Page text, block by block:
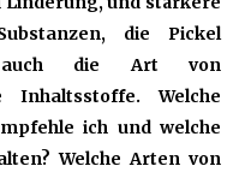
die Pickel
auch die Art von
Inhaltsstoffe. Welche
ich und welche
Welche Arten von